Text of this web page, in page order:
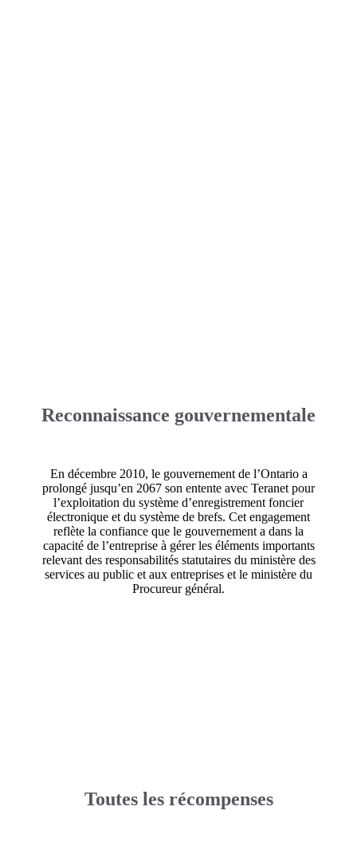
Reconnaissance gouvernementale
En décembre 2010, le gouvernement de l’Ontario a
prolongé jusqu’en 2067 son entente avec Teranet pour
l’exploitation du système d’enregistrement foncier
électronique et du système de brefs. Cet engagement
reflète la confiance que le gouvernement a dans la
capacité de l’entreprise à gérer les éléments importants
relevant des responsabilités statutaires du ministère des
services au public et aux entreprises et le ministère du
Procureur général.
Toutes les récompenses